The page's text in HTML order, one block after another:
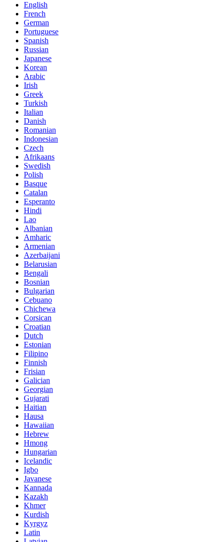
English
French
German
Portuguese
Spanish
Russian
Japanese
Korean
Arabic
Irish
Greek
Turkish
Italian
Danish
Romanian
Indonesian
Czech
Afrikaans
Swedish
Polish
Basque
Catalan
Esperanto
Hindi
Lao
Albanian
Amharic
Armenian
Azerbaijani
Belarusian
Bengali
Bosnian
Bulgarian
Cebuano
Chichewa
Corsican
Croatian
Dutch
Estonian
Filipino
Finnish
Frisian
Galician
Georgian
Gujarati
Haitian
Hausa
Hawaiian
Hebrew
Hmong
Hungarian
Icelandic
Igbo
Javanese
Kannada
Kazakh
Khmer
Kurdish
Kyrgyz
Latin